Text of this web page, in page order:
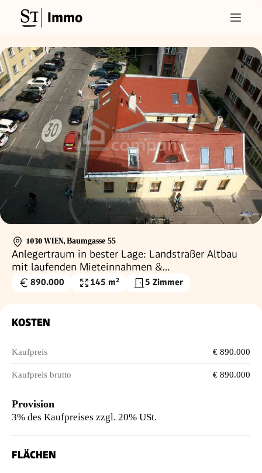
Immo
1030 WIEN, Baumgasse 55
Anlegertraum in bester Lage: Landstraßer Altbau
mit laufenden Mieteinnahmen &
Entwicklungspotenzial
Kaufpreis
890.000
Wohnfläche
145 m² 5 Zimmer
KOSTEN
Kaufpreis € 890.000
Kaufpreis brutto € 890.000
Provision
3% des Kaufpreises zzgl. 20% USt.
FLÄCHEN